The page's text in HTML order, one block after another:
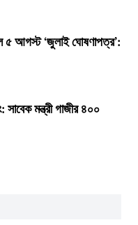
৫ আগস্ট ‘জুলাই ঘোষণাপত্র’:
সাবেক মন্ত্রী গাজীর ৪০০